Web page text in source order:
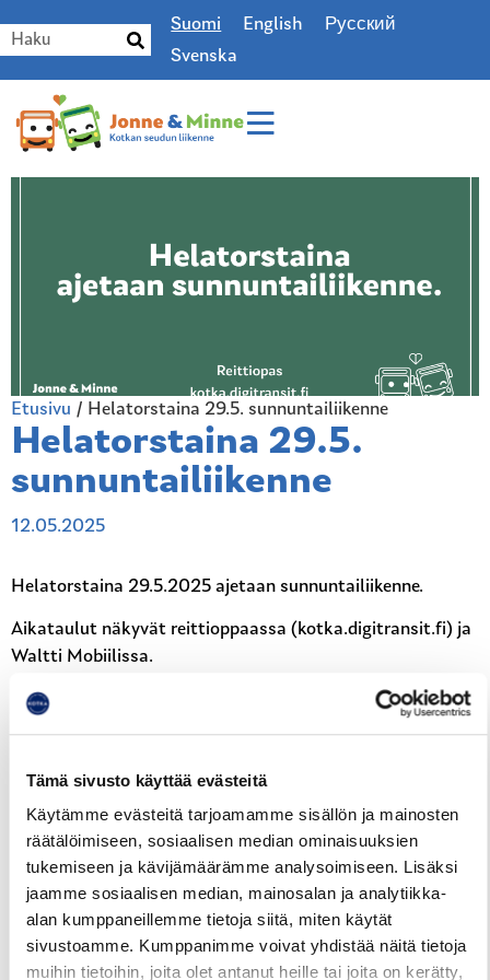
Tämä sivusto käyttää evästeitä
Käytämme evästeitä tarjoamamme sisällön ja mainosten
räätälöimiseen, sosiaalisen median ominaisuuksien
tukemiseen ja kävijämäärämme analysoimiseen. Lisäksi
jaamme sosiaalisen median, mainosalan ja analytiikka-
alan kumppaneillemme tietoja siitä, miten käytät
sivustoamme. Kumppanimme voivat yhdistää näitä tietoja
muihin tietoihin, joita olet antanut heille tai joita on kerätty,
Suomi English
Русский
Svenska
Etusivu / Helatorstaina 29.5. sunnuntailiikenne
Helatorstaina 29.5.
sunnuntailiikenne
12.05.2025
Helatorstaina 29.5.2025 ajetaan sunnuntailiikenne.
Aikataulut näkyvät reittioppaassa (kotka.digitransit.fi) ja
Waltti Mobiilissa.
Hinnasto